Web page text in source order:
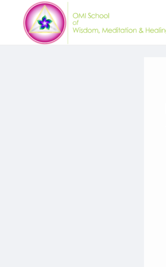
content